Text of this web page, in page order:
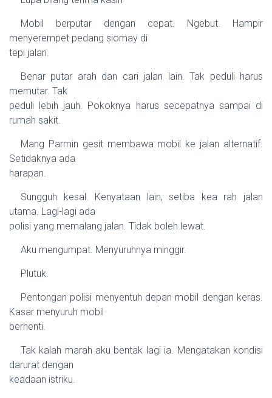
Mobil berputar dengan cepat. Ngebut. Hampir
menyerempet pedang siomay di
tepi jalan.
Benar putar arah dan cari jalan lain. Tak peduli harus
memutar. Tak
peduli lebih jauh. Pokoknya harus secepatnya sampai di
rumah sakit.
Mang Parmin gesit membawa mobil ke jalan alternatif.
Setidaknya ada
harapan.
Sungguh kesal. Kenyataan lain, setiba kea rah jalan
utama. Lagi-lagi ada
polisi yang memalang jalan. Tidak boleh lewat.
Aku mengumpat. Menyuruhnya minggir.
Plutuk.
Pentongan polisi menyentuh depan mobil dengan keras.
Kasar menyuruh mobil
berhenti.
Tak kalah marah aku bentak lagi ia. Mengatakan kondisi
darurat dengan
keadaan istriku.